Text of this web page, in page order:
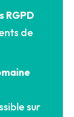
RGPD
de
sur